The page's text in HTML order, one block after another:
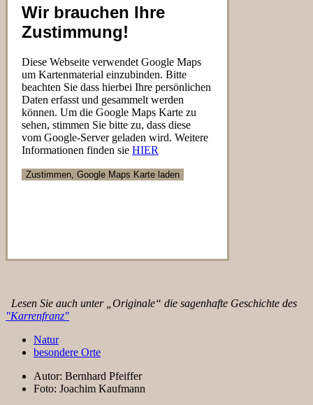
Wir brauchen Ihre
Zustimmung!
Diese Webseite verwendet Google Maps
um Kartenmaterial einzubinden. Bitte
beachten Sie dass hierbei Ihre persönlichen
Daten erfasst und gesammelt werden
können. Um die Google Maps Karte zu
sehen, stimmen Sie bitte zu, dass diese
vom Google-Server geladen wird. Weitere
Informationen finden sie HIER
Lesen Sie auch unter „Originale“ die sagenhafte Geschichte des
"Karrenfranz"
Natur
besondere Orte
Autor: Bernhard Pfeiffer
Foto: Joachim Kaufmann